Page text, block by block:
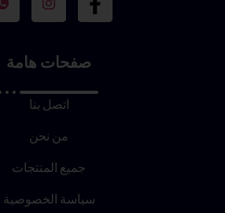
صفحات هامة
اتصل بنا
من نحن
جميع المنتجات
سياسة الخصوصية